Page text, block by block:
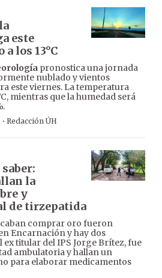
este
los 13°C
pronostica una jornada
nublado y vientos
este viernes. La temperatura
mientras que la humedad será
· Redacción ÚH
la
y
de tirzepatida
comprar oro fueron
Encarnación y hay dos
ex titular del IPS Jorge Brítez, fue
ambulatoria y hallan un
para elaborar medicamentos